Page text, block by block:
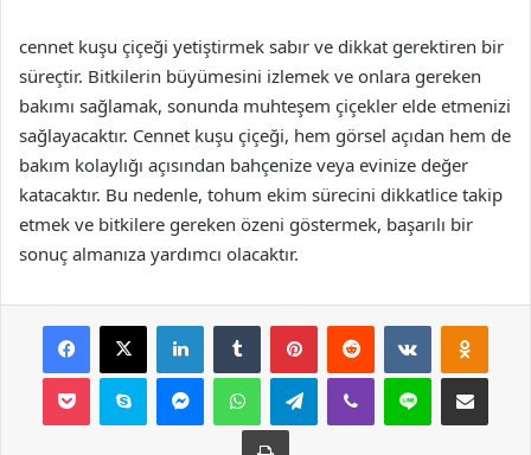
cennet kuşu çiçeği yetiştirmek sabır ve dikkat gerektiren bir
süreçtir. Bitkilerin büyümesini izlemek ve onlara gereken
bakımı sağlamak, sonunda muhteşem çiçekler elde etmenizi
sağlayacaktır. Cennet kuşu çiçeği, hem görsel açıdan hem de
bakım kolaylığı açısından bahçenize veya evinize değer
katacaktır. Bu nedenle, tohum ekim sürecini dikkatlice takip
etmek ve bitkilere gereken özeni göstermek, başarılı bir
sonuç almanıza yardımcı olacaktır.
Facebook
X LinkedInTumblr PinterestReddit VKontakte
Pocket Skype MessengerWhatsAppTelegramViber Line E-Posta ile
Yazdır